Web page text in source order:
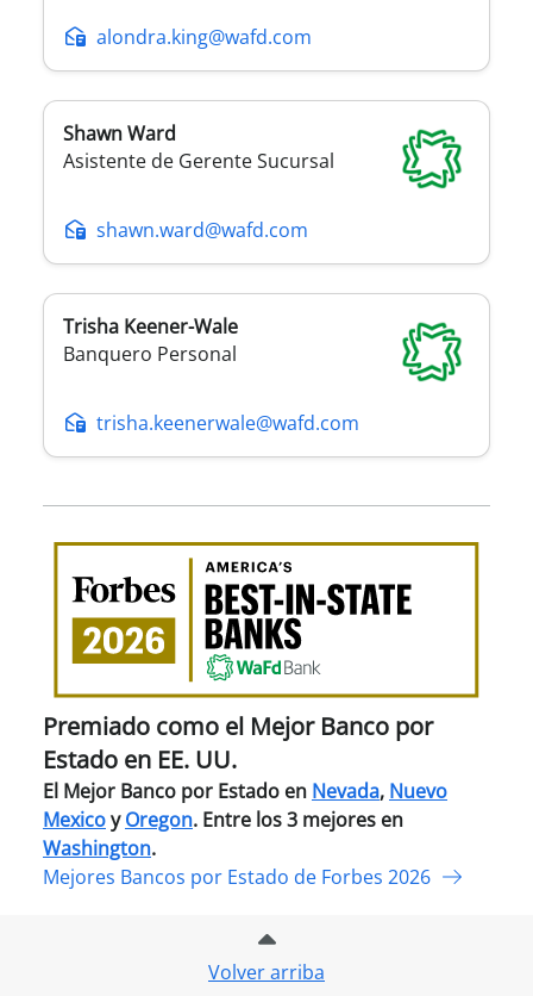
alondra.king@wafd.com
ShawnWard
Asistente de Gerente Sucursal
shawn.ward@wafd.com
Trisha Keener-Wale
Banquero Personal
trisha.keenerwale@wafd.com
Premiado como el Mejor Banco por
Estado en EE. UU.
El Mejor Banco por Estado en Nevada, Nuevo
Mexicoy Oregon. Entre los 3 mejores en
Washington.
Mejores Bancos por Estado de Forbes 2026
Volver arriba